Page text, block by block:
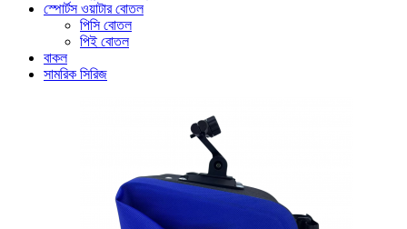
স্পোর্টস ওয়াটার বোতল
পিসি বোতল
পিই বোতল
বাকল
সামরিক সিরিজ